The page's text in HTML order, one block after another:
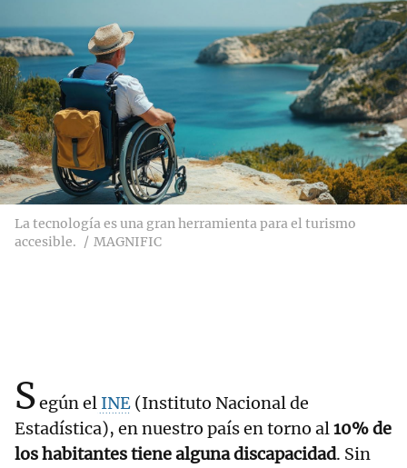
La tecnología es una gran herramienta para el turismo
accesible.
MAGNIFIC
Según el INE (Instituto Nacional de
Estadística), en nuestro país en torno al10% de
los habitantes tiene alguna discapacidad. Sin